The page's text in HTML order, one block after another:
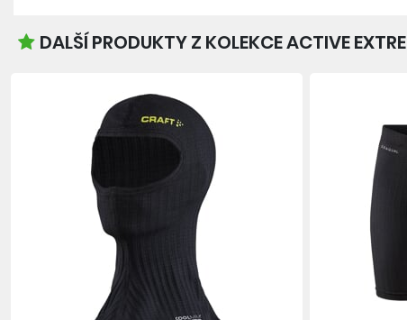
DALŠÍ PRODUKTY Z KOLEKCE ACTIVE